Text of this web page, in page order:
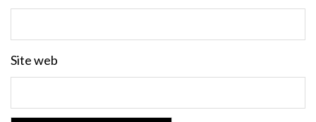
Site web